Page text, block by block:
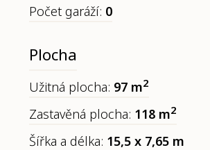
Počet garáží: 0
Plocha
Užitná plocha: 97 m2
Zastavěná plocha: 118 m2
Šířka a délka: 15,5 x 7,65 m